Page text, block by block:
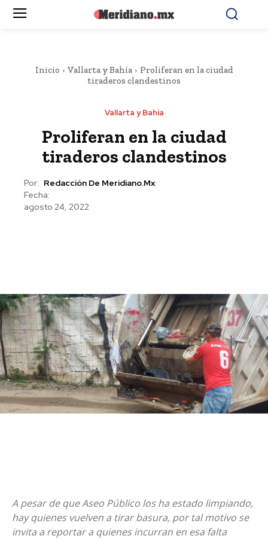
Inicio Vallarta y Bahía
Proliferan en la ciudad
tiraderos clandestinos
Vallarta y Bahía
Proliferan en la ciudad
tiraderos clandestinos
Por: Redacción De Meridiano.mx
Fecha:
agosto 24, 2022
A pesar de que Aseo Público los ha estado limpiando,
hay quienes vuelven a tirar basura, por tal motivo se
invita a reportar a quienes incurran en esa falta